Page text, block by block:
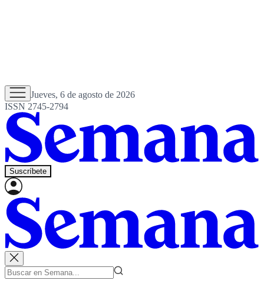
Jueves, 6 de agosto de 2026
ISSN 2745-2794
Suscríbete